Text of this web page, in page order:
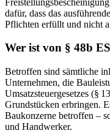
dafür, dass das
Pflichten erfüllt und nicht
Wer ist von § 48b
Betroffen sind sämtliche
Unternehmen, die
Umsatzsteuergesetzes (§
Grundstücken erbringen.
Baukonzerne betroffen –
und Handwerker.